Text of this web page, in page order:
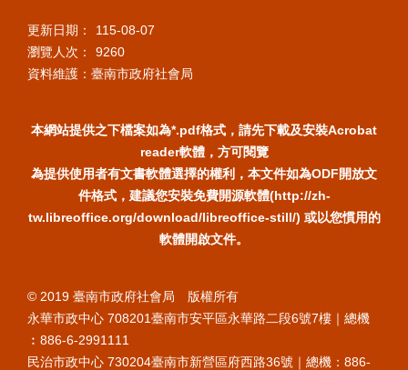
更新日期：
115-08-07
瀏覽人次：
9260
資料維護：臺南市政府社會局
本網站提供之下檔案如為*.pdf格式，請先下載及安裝Acrobat
reader軟體，方可閱覽
為提供使用者有文書軟體選擇的權利，本文件如為ODF開放文
件格式，建議您安裝免費開源軟體(http://zh-
tw.libreoffice.org/download/libreoffice-still/) 或以您慣用的
軟體開啟文件。
© 2019 臺南市政府社會局 版權所有
永華市政中心 708201臺南市安平區永華路二段6號7樓｜總機
︰886-6-2991111
民治市政中心 730204臺南市新營區府西路36號｜總機：886-